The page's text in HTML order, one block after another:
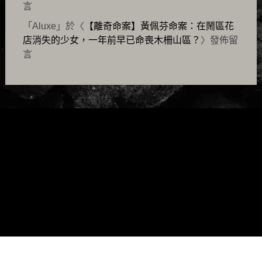
言
「 Aluxe 」於〈 【離奇命案】黃佩芬命案：在鬧區花
店消失的少女，一年前早已命喪木柵山區？ 〉發佈留
言